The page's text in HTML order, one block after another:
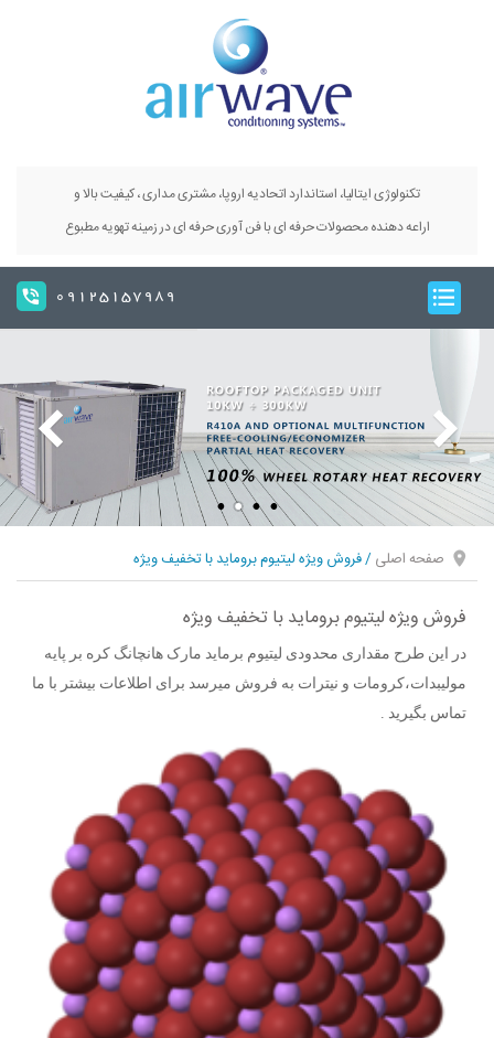
تکنولوژی ایتالیا، استاندارد اتحادیه اروپا، مشتری مداری ، کیفیت بالا و
اراعه دهنده محصولات حرفه ای با فن آوری حرفه ای در زمینه تهویه مطبوع
09125157989
صفحه اصلی/فروش ویژه لیتیوم بروماید با تخفیف ویژه
فروش ویژه لیتیوم بروماید با تخفیف ویژه
در این طرح مقداری محدودی لیتیوم برماید مارک هانچانگ کره بر پایه
مولیبدات،کرومات و نیترات به فروش میرسد برای اطلاعات بیشتر با ما
تماس بگیرید .